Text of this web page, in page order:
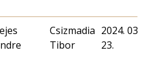
Csizmadia
Tibor
2024. 03.
23.